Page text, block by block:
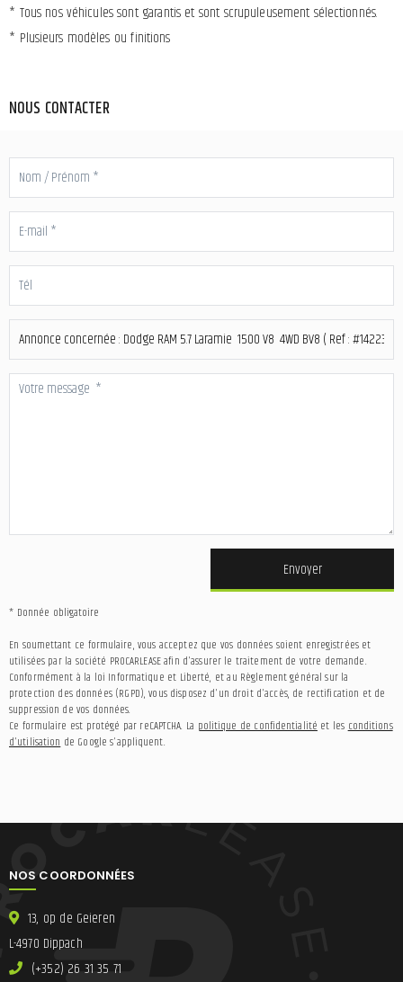
* Tous nos véhicules sont garantis et sont scrupuleusement sélectionnés.
* Plusieurs modèles ou finitions
NOUS CONTACTER
Envoyer
* Donnée obligatoire
En soumettant ce formulaire, vous acceptez que vos données soient enregistrées et
utilisées par la société PROCARLEASE afin d'assurer le traitement de votre demande.
Conformément à la loi Informatique et Liberté, et au Règlement général sur la
protection des données (RGPD), vous disposez d'un droit d'accès, de rectification et de
suppression de vos données.
Ce formulaire est protégé par reCAPTCHA. La politique de confidentialité et les conditions
d'utilisation de Google s'appliquent.
NOS COORDONNÉES
13, op de Geieren
L-4970 Dippach
(+352) 26 31 35 71